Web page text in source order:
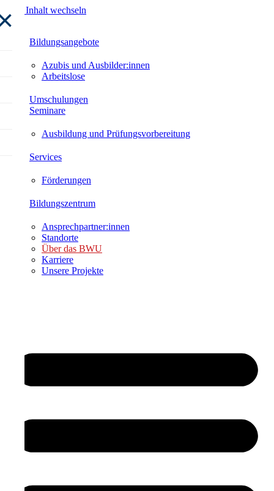
Zum Inhalt wechseln
Bildungsangebote
Azubis und Ausbilder:innen
Arbeitslose
Umschulungen
Seminare
Ausbildung und Prüfungsvorbereitung
Services
Förderungen
Bildungszentrum
Ansprechpartner:innen
Standorte
Über das BWU
Karriere
Unsere Projekte